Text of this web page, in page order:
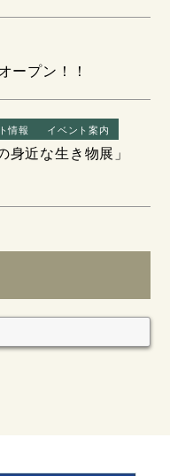
ープン！！
情報 イベント案内
近な生き物展」